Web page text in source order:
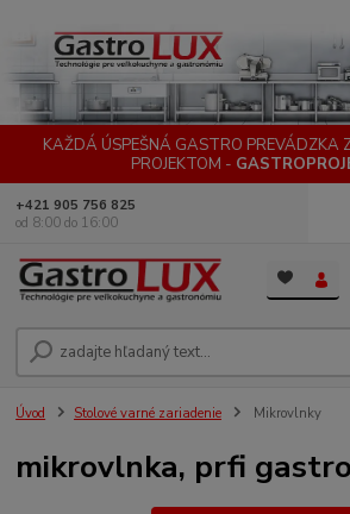
KAŽDÁ ÚSPEŠNÁ GASTRO PREVÁDZKA
PROJEKTOM -
+421 905 756 825
od 8:00 do 16:00
Úvod Stolové varné zariadenie Mikrovlnky
mikrovlnka, prfi gastro